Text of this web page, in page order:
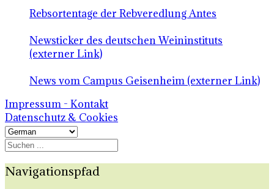
Rebsortentage der Rebveredlung Antes
Newsticker des deutschen Weininstituts
(externer Link)
News vom Campus Geisenheim (externer Link)
Impressum - Kontakt
Datenschutz & Cookies
Navigationspfad